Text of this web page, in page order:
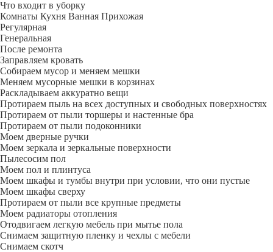
Что входит в уборку
Регу­лярная
Гене­ральная
После ремонта
Заправляем кровать
Собираем мусор и меняем мешки
Меняем мусорные мешки в корзинах
Раскладываем аккуратно вещи
Протираем пыль на всех доступных и свободных поверхностях
Протираем от пыли торшеры и настенные бра
Протираем от пыли подоконники
Моем дверные ручки
Моем зеркала и зеркальные поверхности
Пылесосим пол
Моем пол и плинтуса
Моем шкафы и тумбы внутри при условии, что они пустые
Моем шкафы сверху
Протираем от пыли все крупные предметы
Моем радиаторы отопления
Отодвигаем легкую мебель при мытье пола
Снимаем защитную пленку и чехлы с мебели
Снимаем скотч